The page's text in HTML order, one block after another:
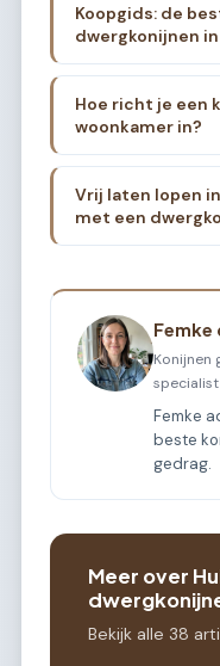
Koopgids: de
dwergkonijnen
Hoe richt je een
woonkamer in?
Vrij laten lopen
met een
Femke
Konijnen
specialist
Femke
beste
gedrag.
Meer over
Bekijk alle 38